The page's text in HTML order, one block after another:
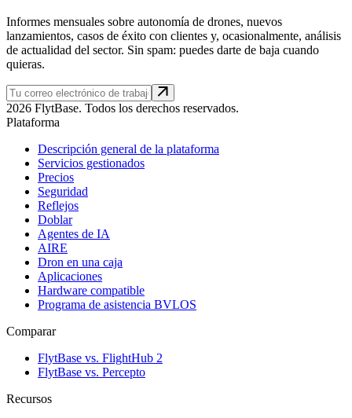
Informes mensuales sobre autonomía de drones, nuevos
lanzamientos, casos de éxito con clientes y, ocasionalmente, análisis
de actualidad del sector. Sin spam: puedes darte de baja cuando
quieras.
2026 FlytBase. Todos los derechos reservados.
Plataforma
Descripción general de la plataforma
Servicios gestionados
Precios
Seguridad
Reflejos
Doblar
Agentes de IA
AIRE
Dron en una caja
Aplicaciones
Hardware compatible
Programa de asistencia BVLOS
Comparar
FlytBase vs. FlightHub 2
FlytBase vs. Percepto
Recursos